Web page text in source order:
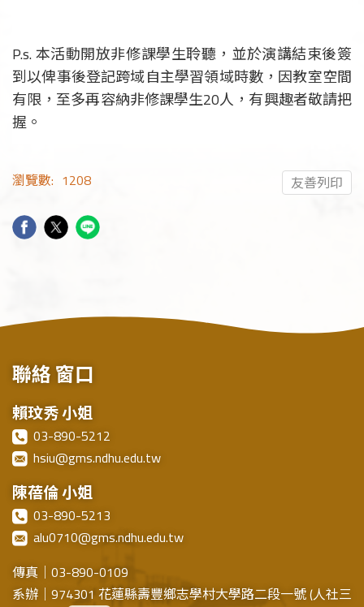
P.s. 本活動開放非修課學生聆聽，並於演講結束後簽
到以俾事後登記跨域自主學習領域時數，因教室空間
有限，至多再容納非修課學生20人，有興趣者敬請把
握。
瀏覽數: 1208 友善列印
聯絡窗口
賴玟秀 小姐
03-890-5212
hsiu@gms.ndhu.edu.tw
陳蓓倫 小姐
03-890-5213
alu0710@gms.ndhu.edu.tw
傳真｜03-890-0109
系辦｜974301 花蓮縣壽豐鄉志學村大學路二段一號 (人社三